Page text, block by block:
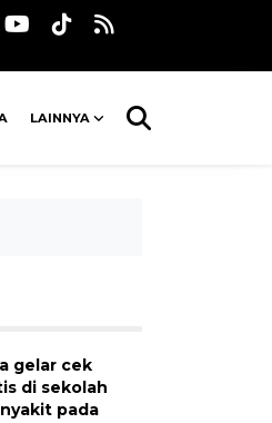
LAINNYA
gelar cek
di sekolah
pada